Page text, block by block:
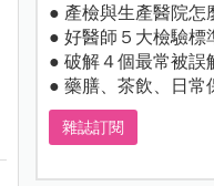
● 產檢與生產醫院怎
● 好醫師５大檢驗標
● 破解４個最常被誤
● 藥膳、茶飲、日常
雜誌訂閱